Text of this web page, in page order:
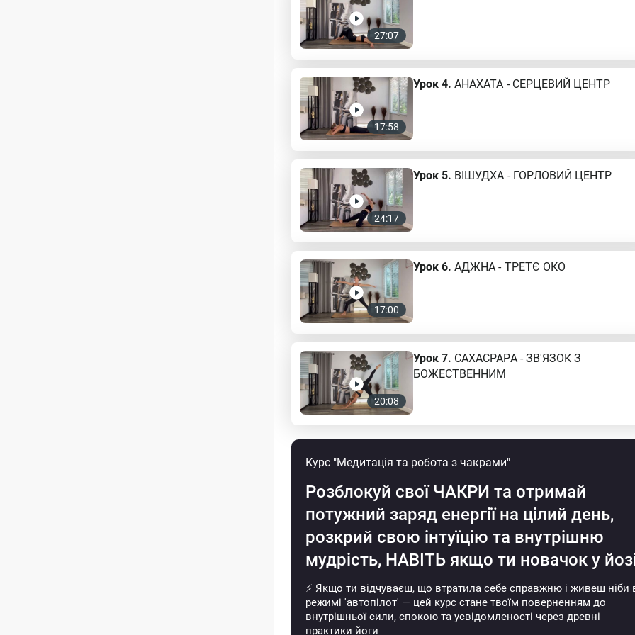
27:07
17:58
Урок 4. АНАХАТА - СЕРЦЕВИЙ ЦЕНТР
24:17
Урок 5. ВІШУДХА - ГОРЛОВИЙ ЦЕНТР
17:00
Урок 6. АДЖНА - ТРЕТЄ ОКО
20:08
Урок 7. САХАСРАРА - ЗВ'ЯЗОК З
БОЖЕСТВЕННИМ
Курс "Медитація та робота з чакрами"
Розблокуй свої ЧАКРИ та отримай
потужний заряд енергіїна цілий день,
розкрий свою інтуїцію та внутрішню
мудрість, НАВІТЬ якщо ти новачок у
⚡ Якщо ти відчуваєш, що втратила себе справжню і живеш ніби
режимі 'автопілот' — цей курс стане твоїм поверненням до
внутрішньої сили, спокою та усвідомленості через древні
практики йоги